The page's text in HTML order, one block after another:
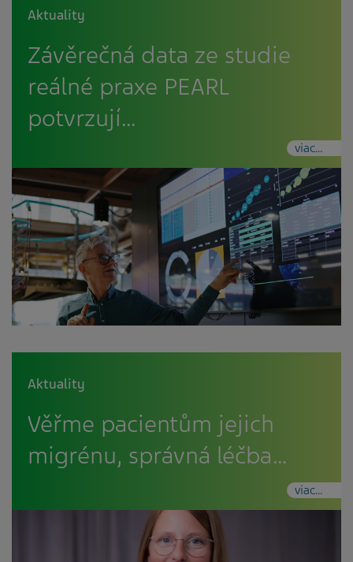
Aktuality
Závěrečná data ze studie
reálné praxe PEARL
potvrzují…
viac...
Aktuality
Věřme pacientům jejich
migrénu, správná léčba…
viac...